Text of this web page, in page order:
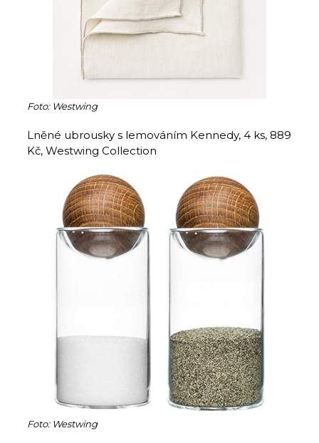
Foto: Westwing
Lněné ubrousky s lemováním Kennedy, 4 ks, 889
Kč, Westwing Collection
Foto: Westwing